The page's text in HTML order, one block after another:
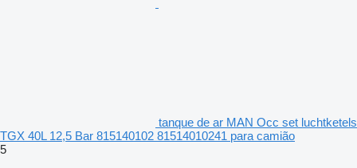
tanque de ar MAN Occ set luchtketels
TGX 40L 12,5 Bar 815140102 81514010241 para camião
5